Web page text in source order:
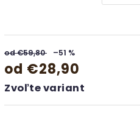
od €59,80 –51 %
od €28,90
Zvoľte variant